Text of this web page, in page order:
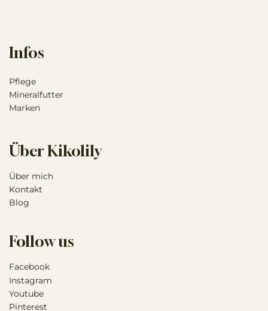
Follow us
Facebook
Instagram
Youtube
Pinterest
Infos
Pflege
Mineralfutter
Marken
Über Kikolily
Über mich
Kontakt
Blog